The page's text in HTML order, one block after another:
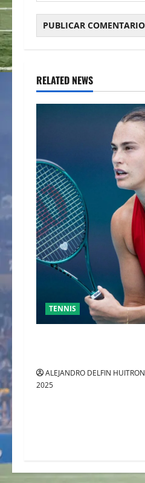
RELATED NEWS
TENNIS
ALEJANDRO DELFIN HUITRON
2025